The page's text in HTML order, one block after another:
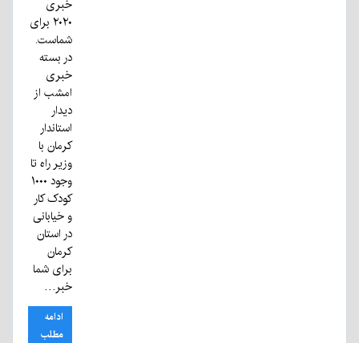
خبری
۲۰۲۰ برای
شماست.
در بسته
خبری
امشب از
دیدار
استاندار
کرمان با
وزیر راه تا
وجود ۱۰۰۰
کودک کار
و خیابانی
در استان
کرمان
برای شما
خبر…
ادامه
مطلب